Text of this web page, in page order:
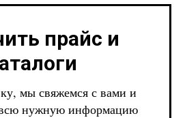
прайс и
мы свяжемся с вами и
нужную информацию